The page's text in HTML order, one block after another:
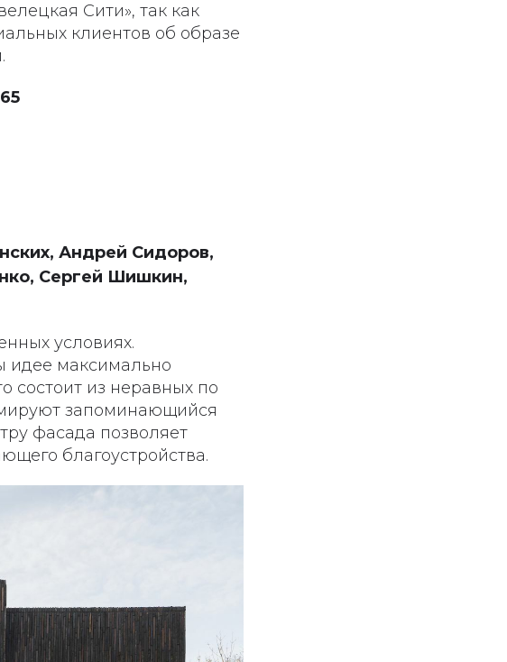
Сити», так как
клиентов об образе
Андрей Сидоров,
Сергей Шишкин,
условиях.
идее максимально
состоит из неравных по
запоминающийся
фасада позволяет
благоустройства.